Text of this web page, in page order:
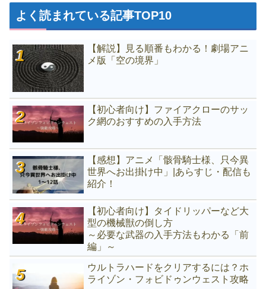
よく読まれている記事TOP10
【解説】見る順番もわかる！劇場アニ
メ版「空の境界」
【初心者向け】ファイアクローのサッ
ク網のおすすめの入手方法
【感想】アニメ「骸骨騎士様、只今異
世界へお出掛け中」|あらすじ・配信も
紹介！
【初心者向け】タイドリッパーなど大
型の機械獣の倒し方
～必要な武器の入手方法もわかる「前
編」～
ウルトラハードをクリアするには？ホ
ライゾン・フォビドゥンウェスト攻略